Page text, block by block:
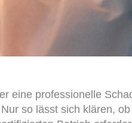
eine professionelle
so lässt sich klären,